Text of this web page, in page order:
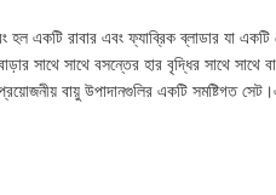
হল একটি রাবার এবং ফ্যাব্রিক ব্লাডার যা
সাথে সাথে বসন্তের হার বৃদ্ধির সাথে
বায়ু উপাদানগুলির একটি সমষ্টিগত